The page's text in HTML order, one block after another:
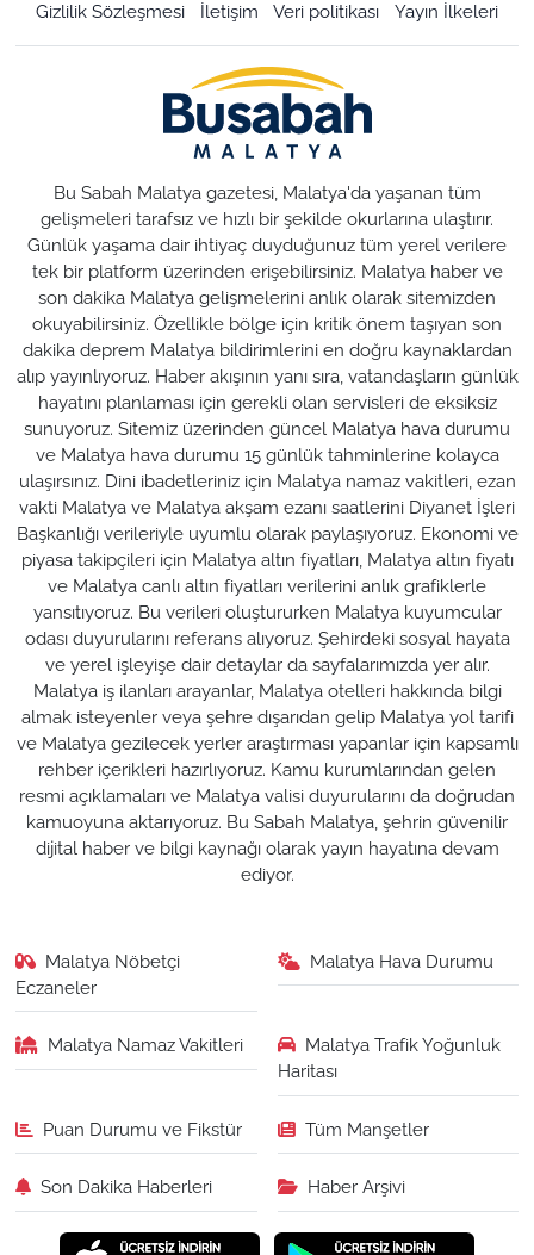
Gizlilik Sözleşmesi İletişim Veri politikası Yayın İlkeleri
Bu Sabah Malatya gazetesi, Malatya'da yaşanan tüm
gelişmeleri tarafsız ve hızlı bir şekilde okurlarına ulaştırır.
Günlük yaşama dair ihtiyaç duyduğunuz tüm yerel verilere
tek bir platform üzerinden erişebilirsiniz. Malatya haber ve
son dakika Malatya gelişmelerini anlık olarak sitemizden
okuyabilirsiniz. Özellikle bölge için kritik önem taşıyan son
dakika deprem Malatya bildirimlerini en doğru kaynaklardan
alıp yayınlıyoruz. Haber akışının yanı sıra, vatandaşların günlük
hayatını planlaması için gerekli olan servisleri de eksiksiz
sunuyoruz. Sitemiz üzerinden güncel Malatya hava durumu
ve Malatya hava durumu 15 günlük tahminlerine kolayca
ulaşırsınız. Dini ibadetleriniz için Malatya namaz vakitleri, ezan
vakti Malatya ve Malatya akşam ezanı saatlerini Diyanet İşleri
Başkanlığı verileriyle uyumlu olarak paylaşıyoruz. Ekonomi ve
piyasa takipçileri için Malatya altın fiyatları, Malatya altın fiyatı
ve Malatya canlı altın fiyatları verilerini anlık grafiklerle
yansıtıyoruz. Bu verileri oluştururken Malatya kuyumcular
odası duyurularını referans alıyoruz. Şehirdeki sosyal hayata
ve yerel işleyişe dair detaylar da sayfalarımızda yer alır.
Malatya iş ilanları arayanlar, Malatya otelleri hakkında bilgi
almak isteyenler veya şehre dışarıdan gelip Malatya yol tarifi
ve Malatya gezilecek yerler araştırması yapanlar için kapsamlı
rehber içerikleri hazırlıyoruz. Kamu kurumlarından gelen
resmi açıklamaları ve Malatya valisi duyurularını da doğrudan
kamuoyuna aktarıyoruz. Bu Sabah Malatya, şehrin güvenilir
dijital haber ve bilgi kaynağı olarak yayın hayatına devam
ediyor.
Malatya Nöbetçi
Eczaneler
Malatya Hava Durumu
Malatya Namaz Vakitleri
Malatya Trafik Yoğunluk
Haritası
Puan Durumu ve Fikstür Tüm Manşetler
Son Dakika Haberleri Haber Arşivi